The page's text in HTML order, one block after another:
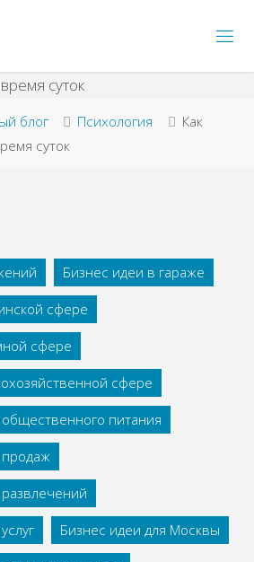
блог Психология
Как
суток
Бизнес идеи в гараже
сфере
сфере
сфере
питания
Бизнес идеи для Москвы